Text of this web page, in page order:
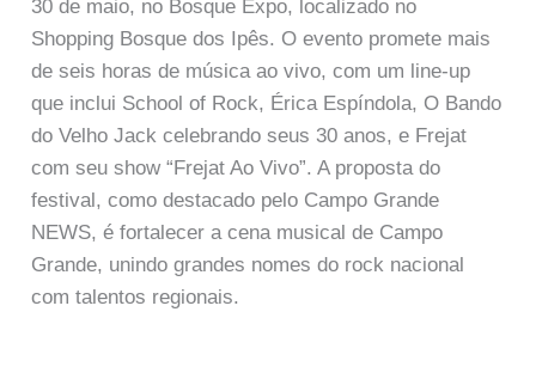
30 de maio, no Bosque Expo, localizado no
Shopping Bosque dos Ipês. O evento promete mais
de seis horas de música ao vivo, com um line-up
que inclui School of Rock, Érica Espíndola, O Bando
do Velho Jack celebrando seus 30 anos, e Frejat
com seu show “Frejat Ao Vivo”. A proposta do
festival, como destacado pelo Campo Grande
NEWS, é fortalecer a cena musical de Campo
Grande, unindo grandes nomes do rock nacional
com talentos regionais.